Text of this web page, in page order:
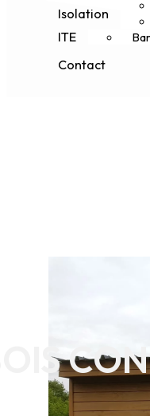
Isolation
ITE
Contact